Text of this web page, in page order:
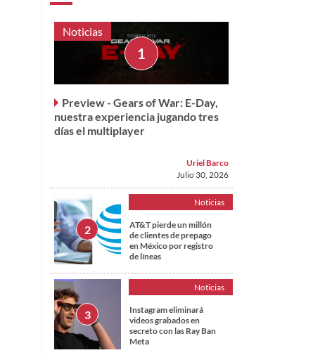
Noticias
Preview - Gears of War: E-Day,
nuestra experiencia jugando tres
días el multiplayer
Uriel Barco
Julio 30, 2026
Noticias
AT&T pierde un millón
de clientes de prepago
en México por registro
de líneas
Noticias
Instagram eliminará
videos grabados en
secreto con las Ray Ban
Meta